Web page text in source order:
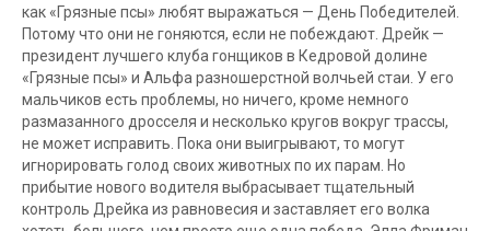
как «Грязные псы» любят выражаться — День Победителей.
Потому что они не гоняются, если не побеждают. Дрейк —
президент лучшего клуба гонщиков в Кедровой долине
«Грязные псы» и Альфа разношерстной волчьей стаи. У его
мальчиков есть проблемы, но ничего, кроме немного
размазанного дросселя и несколько кругов вокруг трассы,
не может исправить. Пока они выигрывают, то могут
игнорировать голод своих животных по их парам. Но
прибытие нового водителя выбрасывает тщательный
контроль Дрейка из равновесия и заставляет его волка